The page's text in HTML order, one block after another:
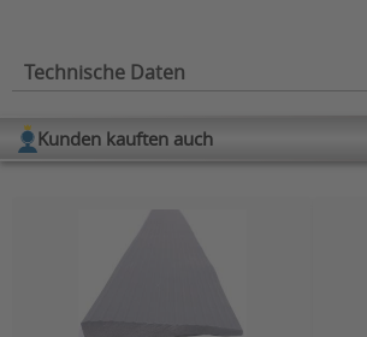
Technische Daten
Typ:
Belastbarkeit (in kg):
Material:
Aluminium
Kunden kauften auch